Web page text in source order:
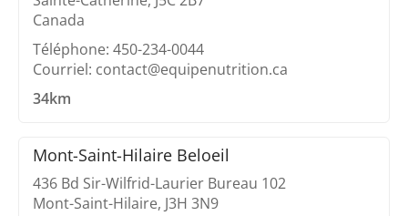
Canada
Téléphone: 450-234-0044
Courriel: contact@equipenutrition.ca
34km
Mont-Saint-Hilaire Beloeil
436 Bd Sir-Wilfrid-Laurier Bureau 102
Mont-Saint-Hilaire, J3H 3N9